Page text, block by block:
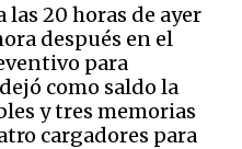
20 horas de ayer
después en el
para
como saldo la
y tres memorias
cargadores para